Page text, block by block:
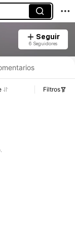
Seguir
6 Seguidores
Filtros